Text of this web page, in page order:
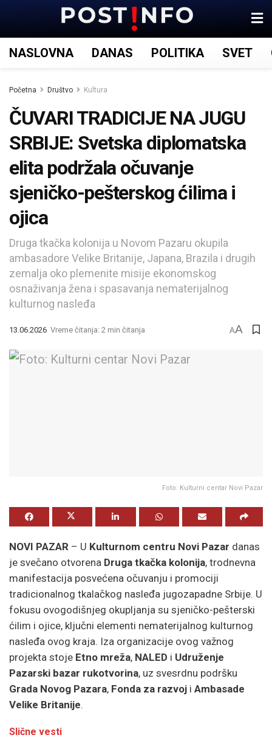
NASLOVNA DANAS POLITIKA SVET
Početna Društvo Kultura
ČUVARI TRADICIJE NA JUGU
SRBIJE: Svetska diplomatska
elita podržala očuvanje
sjeničko-pešterskog ćilima i
ojica
Druga tkačka kolonija u Novom Pazaru okupila
ambasadore Velike Britanije, Japana, Brazila i drugih
zemalja oko plemenite misije ekonomskog
osnaživanja žena i spasavanja nematerijalnog
kulturnog nasleđa
13.06.2026 Vreme čitanja: 2 min čitanja AA
Foto: Kulturni centar Novi Pazar
NOVI PAZAR – U Kulturnom centru Novi Pazar danas
je svečano otvorena Druga tkačka kolonija, trodnevna
manifestacija posvećena očuvanju i promociji
tradicionalnog tkalačkog nasleđa jugozapadne Srbije. U
fokusu ovogodišnjeg okupljanja su sjeničko-pešterski
ćilim i ojice, ključni elementi nematerijalnog kulturnog
nasleđa ovog kraja. Iza organizacije ovog važnog
projekta stoje Etno mreža, NALED i Udruženje
Pazarski bazar rukotvorina, uz svesrdnu podršku
Grada Novog Pazara, Fonda za razvoj i Ambasade
Velike Britanije.
Slične vesti